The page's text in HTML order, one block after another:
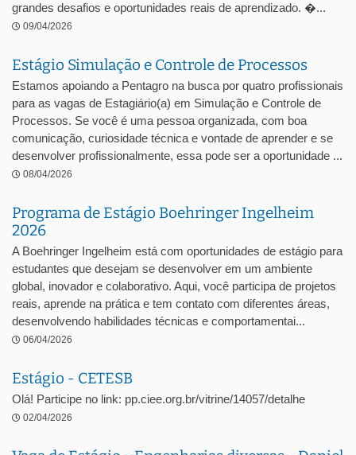
grandes desafios e oportunidades reais de aprendizado. �...
09/04/2026
Estágio Simulação e Controle de Processos
Estamos apoiando a Pentagro na busca por quatro profissionais
para as vagas de Estagiário(a) em Simulação e Controle de
Processos. Se você é uma pessoa organizada, com boa
comunicação, curiosidade técnica e vontade de aprender e se
desenvolver profissionalmente, essa pode ser a oportunidade ...
08/04/2026
Programa de Estágio Boehringer Ingelheim
2026
A Boehringer Ingelheim está com oportunidades de estágio para
estudantes que desejam se desenvolver em um ambiente
global, inovador e colaborativo. Aqui, você participa de projetos
reais, aprende na prática e tem contato com diferentes áreas,
desenvolvendo habilidades técnicas e comportamentai...
06/04/2026
Estágio - CETESB
Olá! Participe no link: pp.ciee.org.br/vitrine/14057/detalhe
02/04/2026